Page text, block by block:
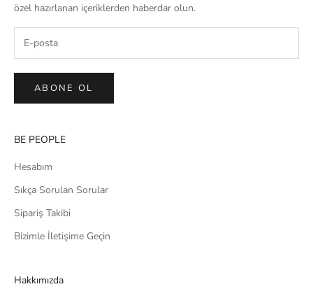
özel hazırlanan içeriklerden haberdar olun.
ABONE OL
BE PEOPLE
Hesabım
Sıkça Sorulan Sorular
Sipariş Takibi
Bizimle İletişime Geçin
Hakkımızda